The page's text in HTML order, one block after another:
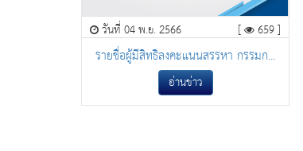
วันที่ 04 พ.ย. 2566 [ 659 ]
รายชื่อผู้มีสิทธิลงคะแนนสรรหา กรรมก...
อ่านข่าว